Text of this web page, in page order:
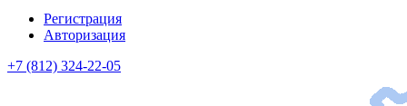
Регистрация
Авторизация
+7 (812) 324-22-05